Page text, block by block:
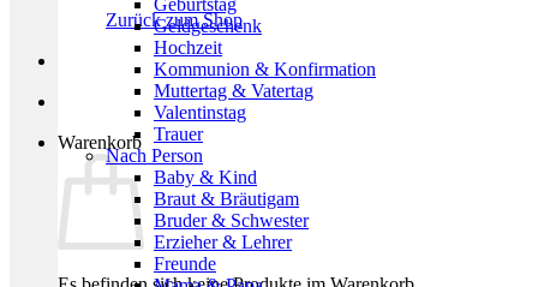
Zurück zum Shop
Warenkorb
Geburtstag
Geldgeschenk
Hochzeit
Kommunion & Konfirmation
Muttertag & Vatertag
Valentinstag
Trauer
Nach Person
Baby & Kind
Braut & Bräutigam
Bruder & Schwester
Erzieher & Lehrer
Freunde